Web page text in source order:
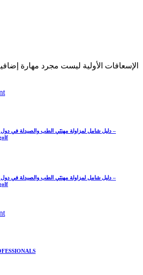
الإسعافات الأولية ليست مجرد مهارة
دليل شامل لمزاولة مهنتَي الطب والصيدلة في دول
دليل شامل لمزاولة مهنتَي الطب والصيدلة في دول